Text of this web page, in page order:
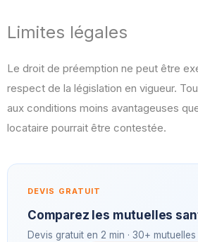
Limites légales
Le droit de préemption ne peut être
respect de la législation en vigueur.
aux conditions moins avantageuses
locataire pourrait être contestée.
DEVIS GRATUIT
Comparez les mutuelles
Devis gratuit en 2 min · 30+ mutuelles